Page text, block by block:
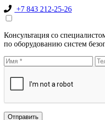
+7 843 212-25-26
Консультация со
по оборудованию систем